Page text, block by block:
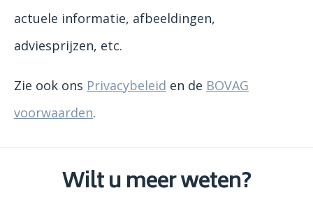
actuele informatie, afbeeldingen,
adviesprijzen, etc.
Zie ook ons Privacybeleid en de BOVAG
voorwaarden.
Wilt u meer weten?